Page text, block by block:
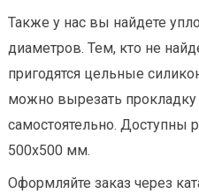
Также у нас вы найдете
диаметров. Тем, кто не
пригодятся цельные
можно вырезать
самостоятельно. Доступны
500х500 мм.
Оформляйте заказ через